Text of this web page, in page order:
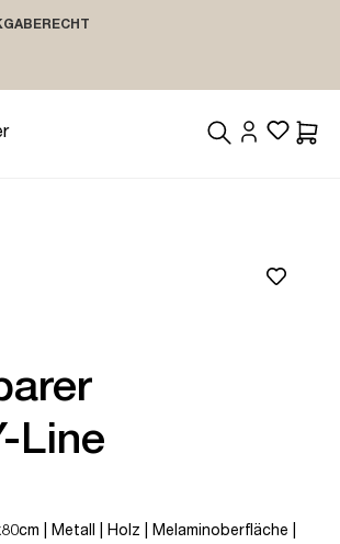
Line
| Metall | Holz | Melaminoberfläche |